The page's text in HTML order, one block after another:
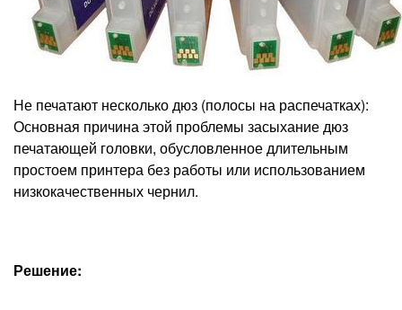
Не печатают несколько дюз (полосы на распечатках):
Основная причина этой проблемы засыхание дюз
печатающей головки, обусловленное длительным
простоем принтера без работы или использованием
низкокачественных чернил.
Решение: